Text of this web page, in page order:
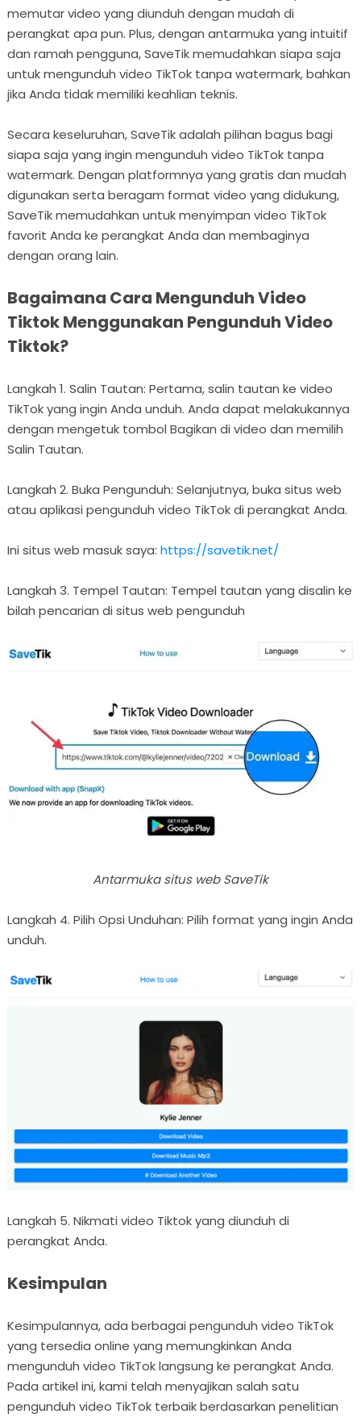
memutar video yang diunduh dengan mudah di
perangkat apa pun. Plus, dengan antarmuka yang intuitif
dan ramah pengguna, SaveTik memudahkan siapa saja
untuk mengunduh video TikTok tanpa watermark, bahkan
jika Anda tidak memiliki keahlian teknis.
Secara keseluruhan, SaveTik adalah pilihan bagus bagi
siapa saja yang ingin mengunduh video TikTok tanpa
watermark. Dengan platformnya yang gratis dan mudah
digunakan serta beragam format video yang didukung,
SaveTik memudahkan untuk menyimpan video TikTok
favorit Anda ke perangkat Anda dan membaginya
dengan orang lain.
Bagaimana Cara Mengunduh Video
Tiktok Menggunakan Pengunduh Video
Tiktok?
Langkah 1. Salin Tautan: Pertama, salin tautan ke video
TikTok yang ingin Anda unduh. Anda dapat melakukannya
dengan mengetuk tombol Bagikan di video dan memilih
Salin Tautan.
Langkah 2. Buka Pengunduh: Selanjutnya, buka situs web
atau aplikasi pengunduh video TikTok di perangkat Anda.
Ini situs web masuk saya: https://savetik.net/
Langkah 3. Tempel Tautan: Tempel tautan yang disalin ke
bilah pencarian di situs web pengunduh
Antarmuka situs web SaveTik
Langkah 4. Pilih Opsi Unduhan: Pilih format yang ingin Anda
unduh.
Langkah 5. Nikmati video Tiktok yang diunduh di
perangkat Anda.
Kesimpulan
Kesimpulannya, ada berbagai pengunduh video TikTok
yang tersedia online yang memungkinkan Anda
mengunduh video TikTok langsung ke perangkat Anda.
Pada artikel ini, kami telah menyajikan salah satu
pengunduh video TikTok terbaik berdasarkan penelitian